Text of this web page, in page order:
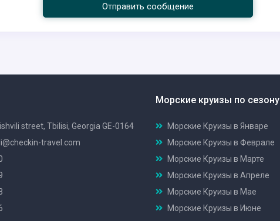
Отправить сообщение
street, Tbilisi, Georgia GE-0164
travel.com
Морские круизы по сезону
Морские Круизы в Январе
Морские Круизы в Феврале
Морские Круизы в Марте
Морские Круизы в Апреле
Морские Круизы в Мае
Морские Круизы в Июне